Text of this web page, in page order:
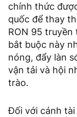
chính thức
quốc để thay
RON 95 truyền
bắt buộc này
nóng, đẩy làn
vận tải và hội
trào.
Đối với cánh